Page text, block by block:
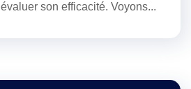
son efficacité. Voyons...